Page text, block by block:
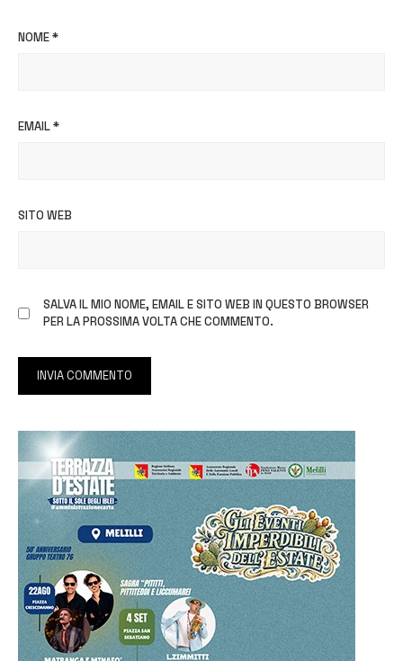
NOME*
EMAIL*
SITO WEB
SALVA IL MIO NOME, EMAIL E SITO WEB IN QUESTO BROWSER
PER LA PROSSIMA VOLTA CHE COMMENTO.